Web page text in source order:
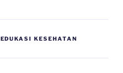
EDUKASI KESEHATAN